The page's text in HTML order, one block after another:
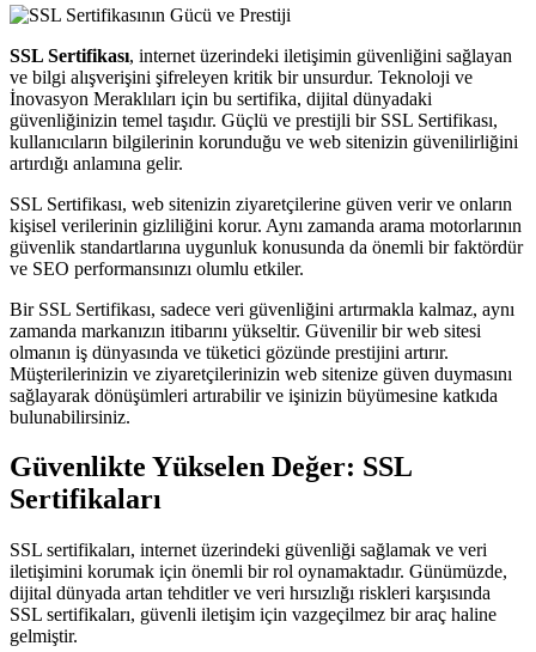
SSL Sertifikası, internet üzerindeki iletişimin güvenliğini sağlayan
ve bilgi alışverişini şifreleyen kritik bir unsurdur. Teknoloji ve
İnovasyon Meraklıları için bu sertifika, dijital dünyadaki
güvenliğinizin temel taşıdır. Güçlü ve prestijli bir SSL Sertifikası,
kullanıcıların bilgilerinin korunduğu ve web sitenizin güvenilirliğini
artırdığı anlamına gelir.
SSL Sertifikası, web sitenizin ziyaretçilerine güven verir ve onların
kişisel verilerinin gizliliğini korur. Aynı zamanda arama motorlarının
güvenlik standartlarına uygunluk konusunda da önemli bir faktördür
ve SEO performansınızı olumlu etkiler.
Bir SSL Sertifikası, sadece veri güvenliğini artırmakla kalmaz, aynı
zamanda markanızın itibarını yükseltir. Güvenilir bir web sitesi
olmanın iş dünyasında ve tüketici gözünde prestijini artırır.
Müşterilerinizin ve ziyaretçilerinizin web sitenize güven duymasını
sağlayarak dönüşümleri artırabilir ve işinizin büyümesine katkıda
bulunabilirsiniz.
Güvenlikte Yükselen Değer: SSL
Sertifikaları
SSL sertifikaları, internet üzerindeki güvenliği sağlamak ve veri
iletişimini korumak için önemli bir rol oynamaktadır. Günümüzde,
dijital dünyada artan tehditler ve veri hırsızlığı riskleri karşısında
SSL sertifikaları, güvenli iletişim için vazgeçilmez bir araç haline
gelmiştir.